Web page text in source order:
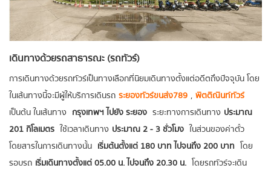
เดินทางด้วยรถสาธารณะ (รถทัวร์)
การเดินทางด้วยรถทัวร์เป็นทางเลือกที่นิยมเดินทางตั้งแต่อดีตถึงปัจจุบัน โดย
ในเส้นทางนี้จะมีผู้ให้บริการเดินรถ ระยองทัวร์ขนส่ง789 , พิตติณินท์ทัวร์
เป็นต้น ในเส้นทาง กรุงเทพฯ ไปยัง ระยอง ระยะทางการเดินทาง ประมาณ
201 กิโลเมตร ใช้เวลาเดินทาง ประมาณ 2 - 3 ชั่วโมง ในส่วนของค่าตั๋ว
โดยสารในการเดินทางนั้น เริ่มต้นตั้งแต่ 180 บาท ไปจนถึง 200 บาท โดย
รอบรถ เริ่มเดินทางตั้งแต่ 05.00 น. ไปจนถึง 20.30 น. โดยรถทัวร์จะเดิน